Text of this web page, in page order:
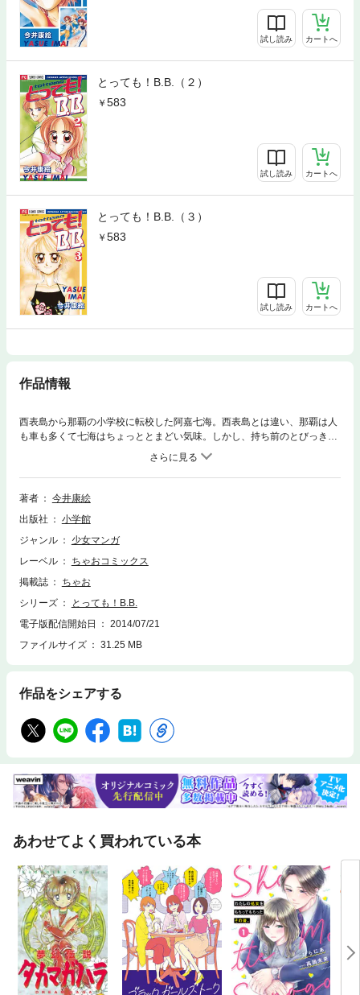
試し読み カートへ
とっても！B.B.（２）
583
試し読み カートへ
とっても！B.B.（３）
583
試し読み カートへ
作品情報
西表島から那覇の小学校に転校した阿嘉七海。西表島とは違い、那覇は人
も車も多くて七海はちょっととまどい気味。しかし、持ち前のとびっきり
の明るさで彼女は新しい生活をスタートさせるのだった。そんな中、クラ
スメイトの又吉舞にアクターズにさそわれた七海。そこで待っていた出会
いとは！？
著者
今井康絵
出版社
小学館
ジャンル
少女マンガ
レーベル
ちゃおコミックス
掲載誌
ちゃお
シリーズ
とっても！B.B.
電子版配信開始日
2014/07/21
ファイルサイズ
31.25 MB
作品をシェアする
あわせてよく買われている本